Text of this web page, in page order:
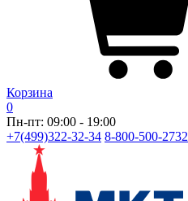
Корзина
0
Пн-пт: 09:00 - 19:00
+7(499)322-32-34 8-800-500-2732